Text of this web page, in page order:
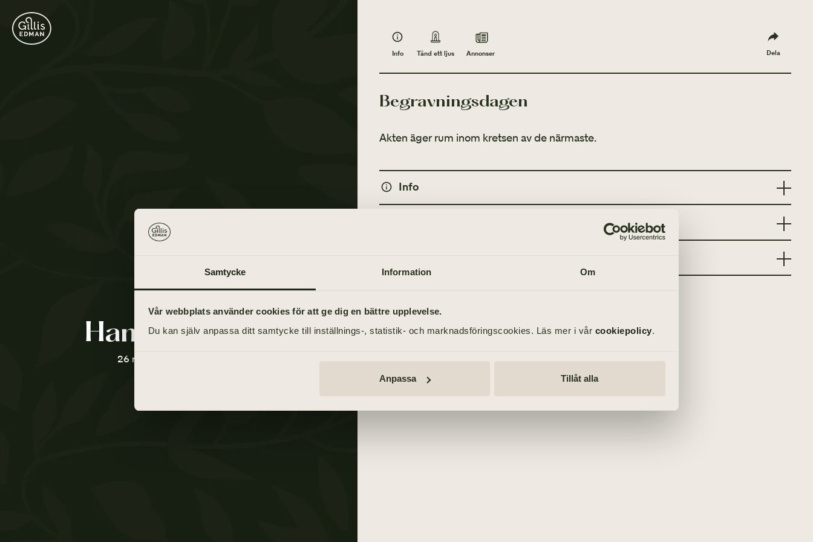
Samtycke Information Om
Vår webbplats använder cookies för att ge dig en bättre upplevelse.
Du kan själv anpassa ditt samtycke till inställnings-, statistik- och marknadsföringscookies. Läs mer i vår cookiepolicy.
Anpassa Tillåt alla
Hans Albinson
26 maj 1928 - 25 mars 2021
Info Tänd ett ljus Annonser Dela
Begravningsdagen
Akten äger rum inom kretsen av de närmaste.
Info
Göteborgs-Posten
11 april 2021